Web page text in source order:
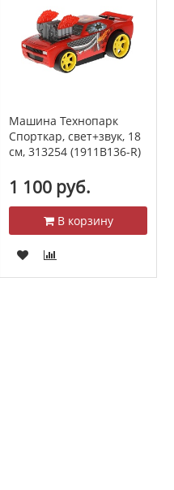
Машина Технопарк
Спорткар, свет+звук, 18
см, 313254 (1911B136-R)
1 100 руб.
В корзину